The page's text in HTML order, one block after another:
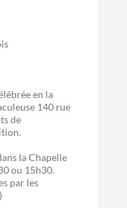
en la
140 rue
de
la Chapelle
ou 15h30.
par les